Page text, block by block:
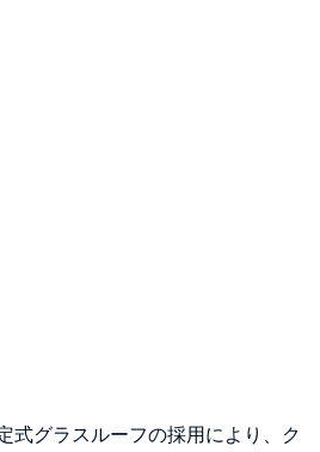
式グラスルーフの採用により、ク